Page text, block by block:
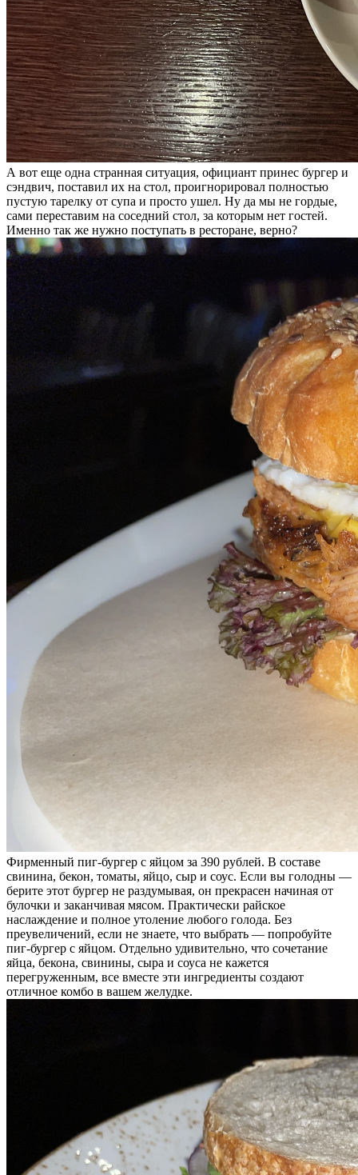
А вот еще одна странная ситуация, официант принес бургер и
сэндвич, поставил их на стол, проигнорировал полностью
пустую тарелку от супа и просто ушел. Ну да мы не гордые,
сами переставим на соседний стол, за которым нет гостей.
Именно так же нужно поступать в ресторане, верно?
Фирменный пиг-бургер с яйцом за 390 рублей. В составе
свинина, бекон, томаты, яйцо, сыр и соус. Если вы голодны —
берите этот бургер не раздумывая, он прекрасен начиная от
булочки и заканчивая мясом. Практически райское
наслаждение и полное утоление любого голода. Без
преувеличений, если не знаете, что выбрать — попробуйте
пиг-бургер с яйцом. Отдельно удивительно, что сочетание
яйца, бекона, свинины, сыра и соуса не кажется
перегруженным, все вместе эти ингредиенты создают
отличное комбо в вашем желудке.